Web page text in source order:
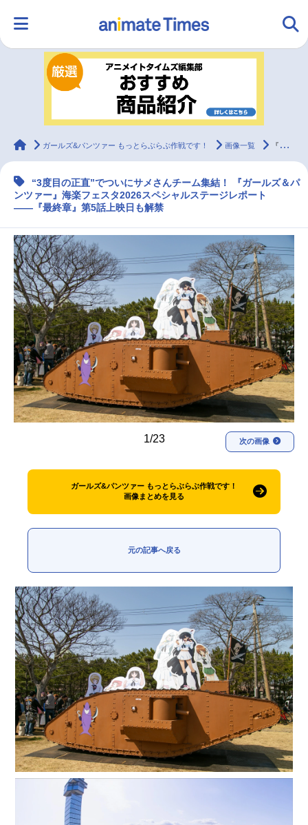
ランキング アニメ
ラジオ 映画
マンガ・ラノベ ゲーム・アプリ 音楽 コスプレ
2.5次元 配信・Vtuber 無料マンガ
最新記事一覧
アニメ記事一覧 声優記事一覧
アニメ映画一覧 実写化映画一覧
今期アニメ曜日別一覧
春アニメ 夏アニメ
秋アニメ 冬アニメ
FOLLOW US
animateTimes
ガールズ&パンツァー もっとらぶらぶ作戦です！ 画像一覧 『ガルパン』海楽フェスタ2026ステージレポ
“3度目の正直”でついにサメさんチーム集結！ 『ガールズ＆パ
ンツァー』海楽フェスタ2026スペシャルステージレポート
――『最終章』第5話上映日も解禁
1/23 次の画像
ガールズ&パンツァー もっとらぶらぶ作戦です！
画像まとめを見る
元の記事へ戻る